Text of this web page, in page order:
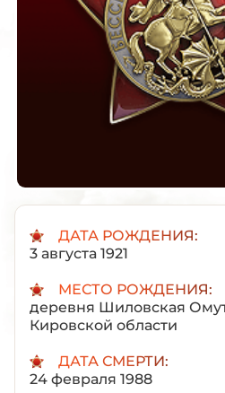
ДАТА РОЖДЕНИЯ:
3 августа 1921
МЕСТО РОЖДЕНИЯ:
деревня Шиловская
Кировской области
ДАТА СМЕРТИ:
24 февраля 1988